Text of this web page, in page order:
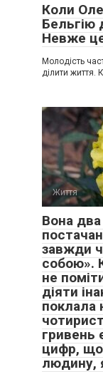
Коли
Бельгію
Невже
Молодість
ділити життя.
Життя
Вона
завжди
собою».
не
діяти
поклала
гривень
цифр,
людину,